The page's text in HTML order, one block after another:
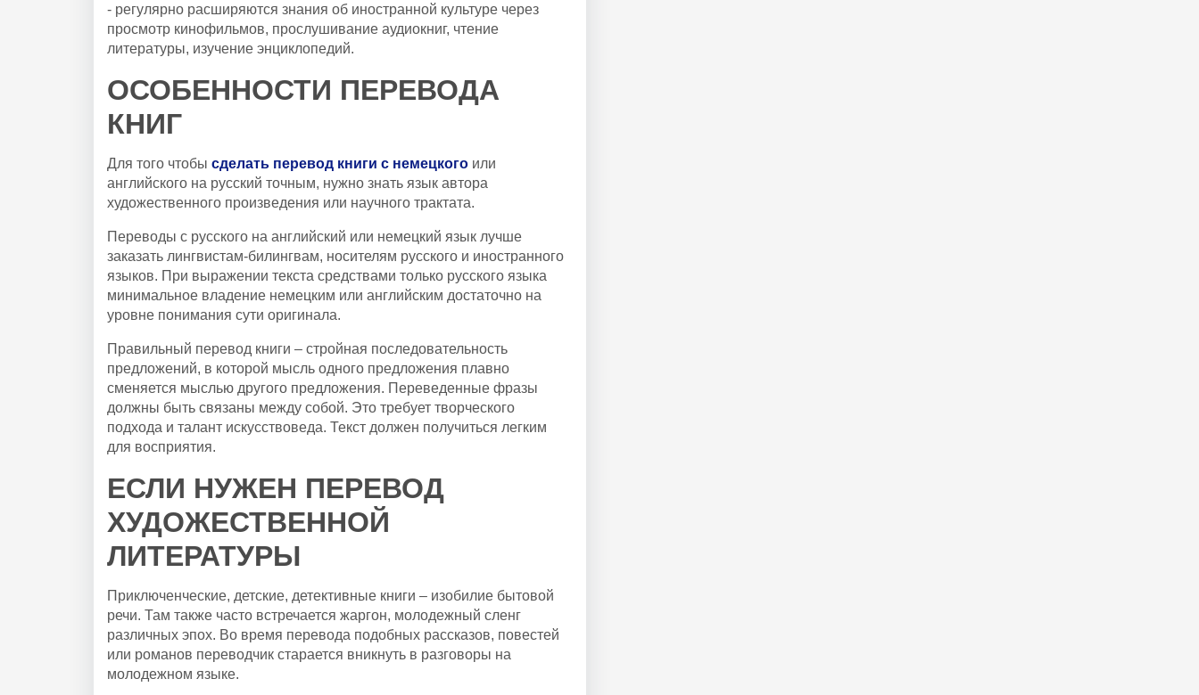
- регулярно расширяются знания об иностранной культуре через
просмотр кинофильмов, прослушивание аудиокниг, чтение
литературы, изучение энциклопедий.
ОСОБЕННОСТИ ПЕРЕВОДА
КНИГ
Для того чтобы сделать перевод книги с немецкого или
английского на русский точным, нужно знать язык автора
художественного произведения или научного трактата.
Переводы с русского на английский или немецкий язык лучше
заказать лингвистам-билингвам, носителям русского и иностранного
языков. При выражении текста средствами только русского языка
минимальное владение немецким или английским достаточно на
уровне понимания сути оригинала.
Правильный перевод книги – стройная последовательность
предложений, в которой мысль одного предложения плавно
сменяется мыслью другого предложения. Переведенные фразы
должны быть связаны между собой. Это требует творческого
подхода и талант искусствоведа. Текст должен получиться легким
для восприятия.
ЕСЛИ НУЖЕН ПЕРЕВОД
ХУДОЖЕСТВЕННОЙ
ЛИТЕРАТУРЫ
Приключенческие, детские, детективные книги – изобилие бытовой
речи. Там также часто встречается жаргон, молодежный сленг
различных эпох. Во время перевода подобных рассказов, повестей
или романов переводчик старается вникнуть в разговоры на
молодежном языке.